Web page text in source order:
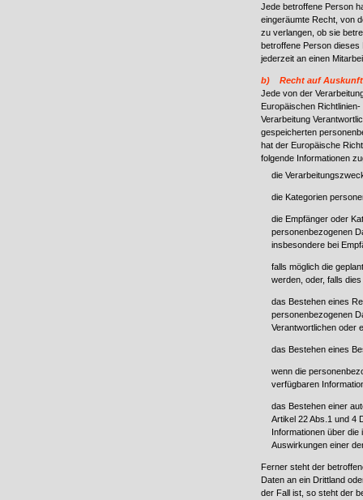
Jede betroffene Person
eingeräumte Recht, von
zu verlangen, ob sie
betroffene Person
jederzeit an einen
b) Recht auf Auskunft
Jede von der
Europäischen
Verarbeitung
gespeicherten
hat der Europäische
folgende Informationen
die
die Kategorien
die Empfänger oder
personenbezogenen
insbesondere bei
falls möglich die
werden, oder, falls
das Bestehen eines
personenbezogenen
Verantwortlichen oder
das Bestehen eines
wenn die
verfügbaren
das Bestehen einer
Artikel 22 Abs.1 und
Informationen über
Auswirkungen einer
Ferner steht der
Daten an ein Drittland
der Fall ist, so steht der